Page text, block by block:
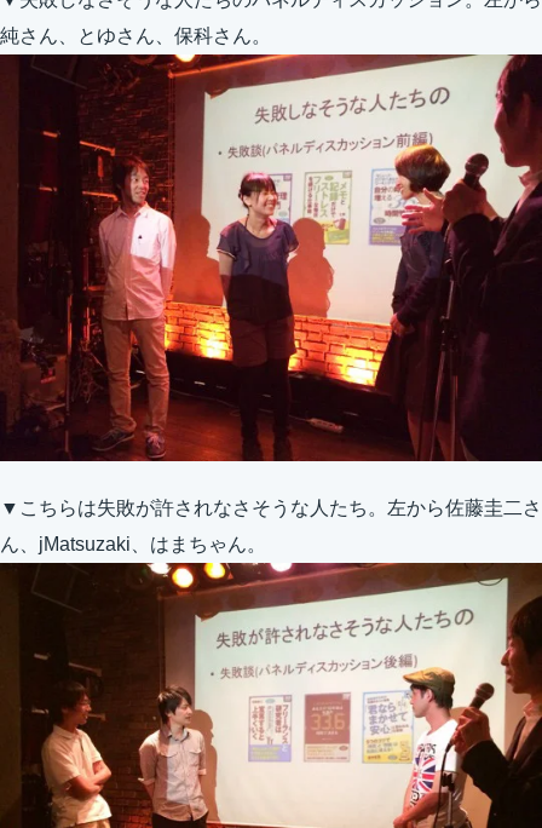
純さん、とゆさん、保科さん。
▼こちらは失敗が許されなさそうな人たち。左から佐藤圭二さ
ん、jMatsuzaki、はまちゃん。